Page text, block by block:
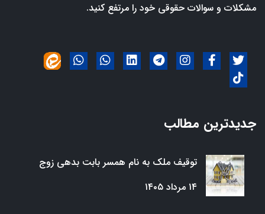
مشکلات و سوالات حقوقی خود را مرتفع کنید.
جدیدترین مطالب
توقیف ملک به نام همسر بابت بدهی زوج
۱۴ مرداد ۱۴۰۵